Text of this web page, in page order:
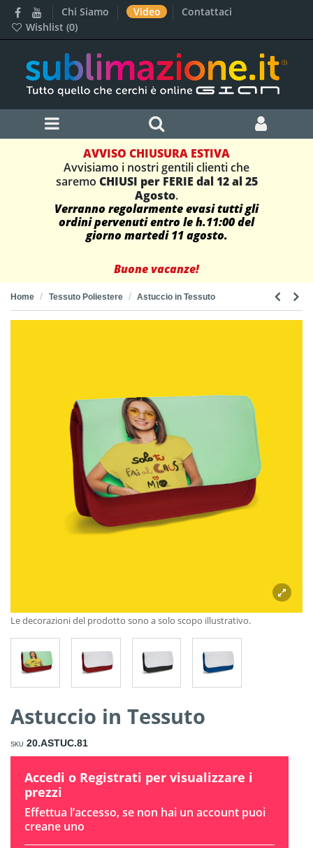
Chi Siamo Video
Contattaci
Wishlist (0)
AVVISO CHIUSURA ESTIVA
Avvisiamo i nostri gentili clienti che
saremo CHIUSI per FERIE dal 12 al 25
Agosto.
Verranno regolarmente evasi tutti gli
ordini pervenuti entro le h.11:00 del
giorno martedi 11 agosto.
Buone vacanze!
Home Tessuto Poliestere Astuccio in Tessuto
Astuccio in Tessuto
SKU 20.ASTUC.81
Accedi o Registrati per visualizzare i
prezzi
Effettua l’accesso, se non hai un account puoi
creane uno